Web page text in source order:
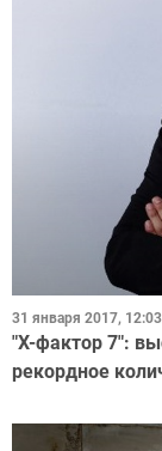
31 января 2017, 12:03
"Х-фактор 7":
рекордное